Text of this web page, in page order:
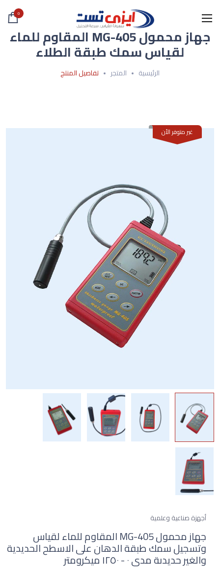
0
جهاز محمول MG-405 المقاوم للماء
لقياس سمك طبقة الطلاء
الرئيسية المتجر تفاصيل المنتج
غير متوفر الأن
أجهزة صناعية وعلمية
جهاز محمول MG-405 المقاوم للماء لقياس
وتسجيل سمك طبقة الدهان على الاسطح الحديدية
والغير حديدىة مدى ٠ - ١٢٥٠ ميكرومتر